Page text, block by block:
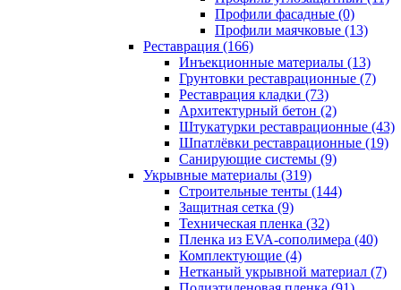
Профили фасадные (0)
Профили маячковые (13)
Реставрация (166)
Инъекционные материалы (13)
Грунтовки реставрационные (7)
Реставрация кладки (73)
Архитектурный бетон (2)
Штукатурки реставрационные (43)
Шпатлёвки реставрационные (19)
Санирующие системы (9)
Укрывные материалы (319)
Строительные тенты (144)
Защитная сетка (9)
Техническая пленка (32)
Пленка из EVA-сополимера (40)
Комплектующие (4)
Нетканый укрывной материал (7)